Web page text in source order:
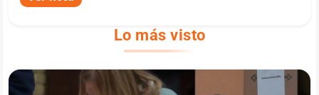
Lo más visto